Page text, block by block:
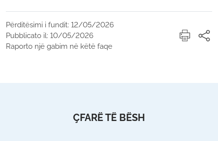
Përditësimi i fundit: 12/05/2026
Pubblicato il: 10/05/2026
Raporto një gabim në këtë faqe
ÇFARË TË BËSH